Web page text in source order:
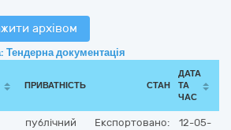
архівом
Тендерна документація
ПРИВАТНІСТЬ СТАН
ДАТА
ТА
ЧАС
публічний Експортовано:
12-05-